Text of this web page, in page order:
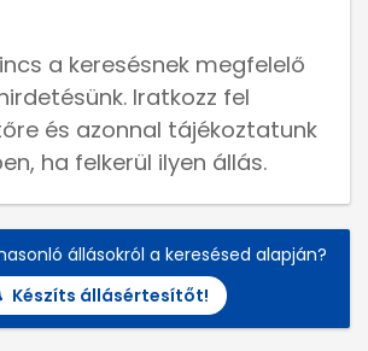
a keresésnek megfelelő
Iratkozz fel
és azonnal tájékoztatunk
ha felkerül ilyen állás.
állásokról a keresésed alapján?
Készíts állásértesítőt!